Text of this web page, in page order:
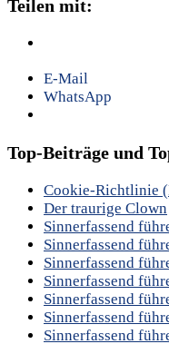
Teilen mit:
E-Mail
WhatsApp
Top-Beiträge und
Cookie-Richtlinie
Der traurige Clown
Sinnerfassend
Sinnerfassend
Sinnerfassend
Sinnerfassend
Sinnerfassend
Sinnerfassend
Sinnerfassend